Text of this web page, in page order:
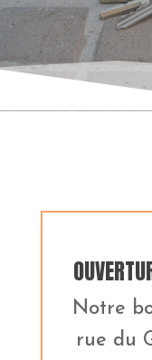
Notre
rue du